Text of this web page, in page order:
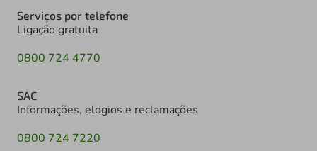
Serviços por telefone
Ligação gratuita
0800 724 4770
SAC
Informações, elogios e reclamações
0800 724 7220